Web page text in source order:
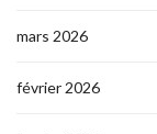
mars 2026
février 2026